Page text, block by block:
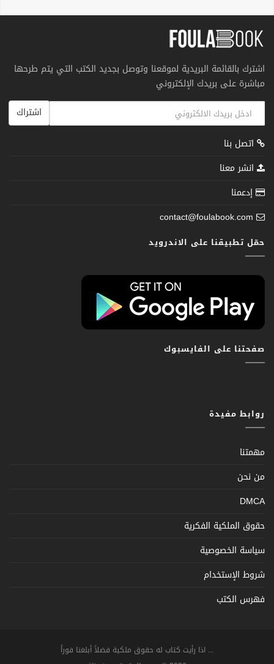
اشترك بالقائمة البريدية لموقعنا وتوصل بجديد الكتب التي يتم طرحها
مباشرة على بريدك الإلكتروني
اشتراك
اتصل بنا
انشر معنا
إدعمنا
contact@foulabook.com
حمّل تطبيقنا على الاندرويد
صفحتنا على الفايسبوك
روابط مفيدة
مهمتنا
من نحن
DMCA
حقوق الملكية الفكرية
سياسة الخصوصية
شروط الإستخدام
فهرس الكتب
... اذا رأيت كتاب له حقوق ملكية فضلاً أبلغنا فوراً